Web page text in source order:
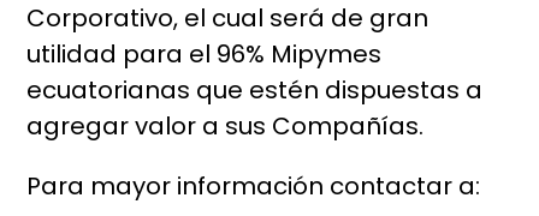
Corporativo, el cual será de gran
utilidad para el 96% Mipymes
ecuatorianas que estén dispuestas a
agregar valor a sus Compañías.
Para mayor información contactar a: